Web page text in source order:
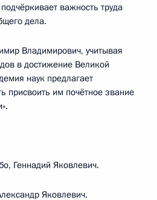
важность труда
дела.
Владимирович, учитывая
в достижение Великой
наук предлагает
присвоить им почётное звание
Геннадий Яковлевич.
Яковлевич.